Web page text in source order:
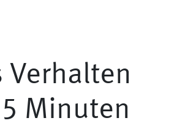
Verhalten
Minuten